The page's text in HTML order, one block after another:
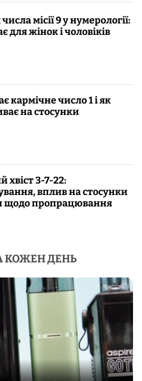
місії 9 у нумерології:
для жінок і чоловіків
кармічне число 1 і як
на стосунки
хвіст 3-7-22:
вплив на стосунки
щодо пропрацювання
КОЖЕН ДЕНЬ